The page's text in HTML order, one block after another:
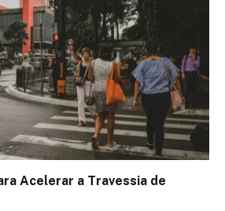
Acelerar a Travessia de